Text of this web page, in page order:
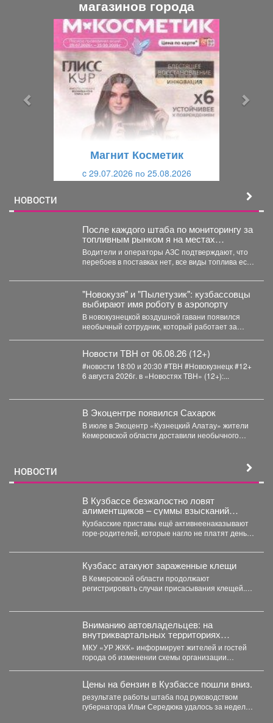
магазинов города
Магнит Косметик
c 29.07.2026 по 25.08.2026
НОВОСТИ
После каждого штаба по мониторингу за
топливным рынком я на местах
проверяю, соответствует ли озвученная
информация действительности.
Водители и операторы АЗС подтверждают, что
перебоев в поставках нет, все виды топлива есть
"Новокузя" и "Пылетузик": кузбассовцы
выбирают имя роботу в аэропорту
В новокузнецкой воздушной гавани появился
необычный сотрудник, который работает за
Новости ТВН от 06.08.26 (12+)
#новости 18:00 и 20:30 #ТВН #Новокузнецк #12+
6 августа 2026г. в «Новостях ТВН» (12+):...
В Экоцентре появился Сахарок
В июле в Экоцентр «Кузнецкий Алатау» жители
Кемеровской области доставили необычного
НОВОСТИ
В Кузбассе безжалостно ловят
алиментщиков – суммы взысканий
невероятно растут
Кузбасские приставы ещё активнеенаказывают
горе-родителей, которые нагло не платят деньги
Кузбасс атакуют зараженные клещи
В Кемеровской области продолжают
регистрировать случаи присасывания клещей.
Вниманию автовладельцев: на
внутриквартальных территориях
Междуреченского муниципального
округа вводятся ограничения стоянки.
МКУ «УР ЖКК» информирует жителей и гостей
города об изменении схемы организации
Цены на бензин в Кузбассе пошли вниз.
результате работы штаба под руководством
губернатора Ильи Середюка удалось за неделю